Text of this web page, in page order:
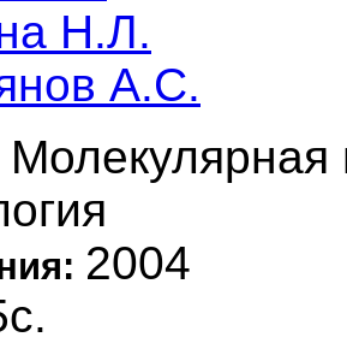
Н.Л.
А.С.
Молекулярная
2004